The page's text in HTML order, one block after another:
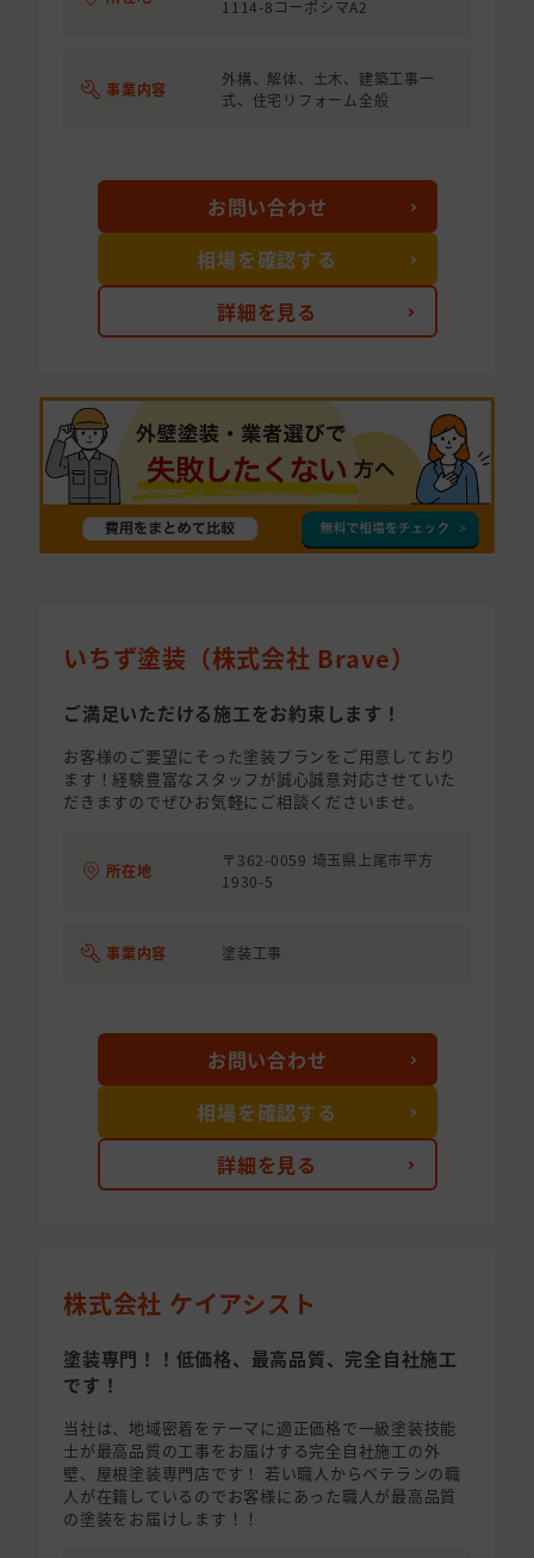
1114-8コーポシマA2
事業内容
外構、解体、土木、建築工事一
式、住宅リフォーム全般
詳細を見る
お問い合わせ
相場を確認する
いちず塗装（株式会社 Brave）
ご満足いただける施工をお約束します！
お客様のご要望にそった塗装プランをご用意しており
ます！経験豊富なスタッフが誠心誠意対応させていた
だきますのでぜひお気軽にご相談くださいませ。
所在地
〒362-0059 埼玉県上尾市平方
1930-5
事業内容 塗装工事
詳細を見る
お問い合わせ
相場を確認する
株式会社 ケイアシスト
塗装専門！！低価格、最高品質、完全自社施工
です！
当社は、地域密着をテーマに適正価格で一級塗装技能
士が最高品質の工事をお届けする完全自社施工の外
壁、屋根塗装専門店です！ 若い職人からベテランの職
人が在籍しているのでお客様にあった職人が最高品質
の塗装をお届けします！！